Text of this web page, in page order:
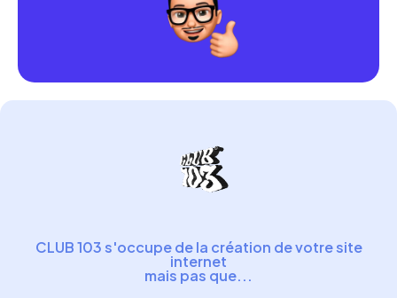
CLUB 103 s'occupe de la création de votre site
internet
mais pas que...